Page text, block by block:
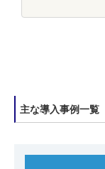
主な導入事例一覧